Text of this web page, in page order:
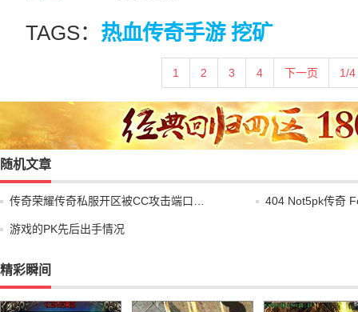
TAGS： 热血传奇手游 挖矿
1 2 3 4 下一页 1/4
随机文章
传奇荣耀传奇私服开区被CC攻击端口… 404 Not5pk传奇
游戏的PK先后出手情况
精彩瞬间